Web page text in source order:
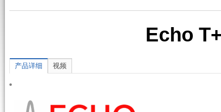
Echo
产品详细 视频